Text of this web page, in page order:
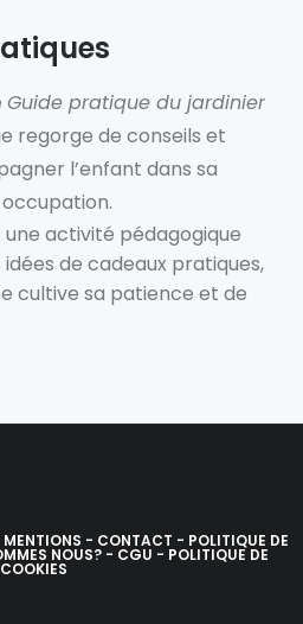
Guide pratique du jardinier
regorge de conseils et
l’enfant dans sa
activité pédagogique
de cadeaux pratiques,
cultive sa patience et de
MENTIONS - CONTACT - POLITIQUE DE
NOUS? - CGU - POLITIQUE DE
COOKIES